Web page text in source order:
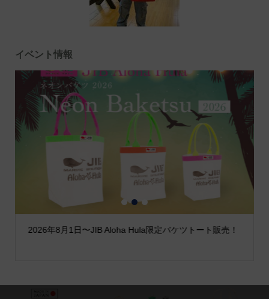
イベント情報
2026年8月1日〜JIB Aloha Hula限定バケツトート販売！
1 2 3